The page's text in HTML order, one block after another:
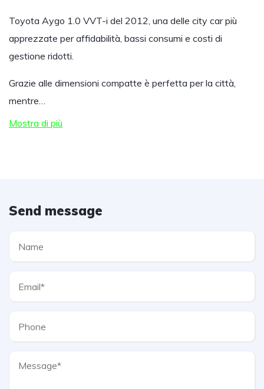
Toyota Aygo 1.0 VVT-i del 2012, una delle city car più
apprezzate per affidabilità, bassi consumi e costi di
gestione ridotti.
Grazie alle dimensioni compatte è perfetta per la città,
mentre…
Mostra di più
Send message